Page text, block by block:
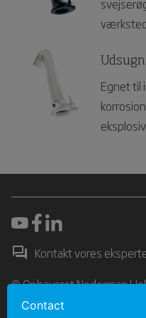
Egnet til
Kontakt vores
© Ophavsret Nederman
Contact